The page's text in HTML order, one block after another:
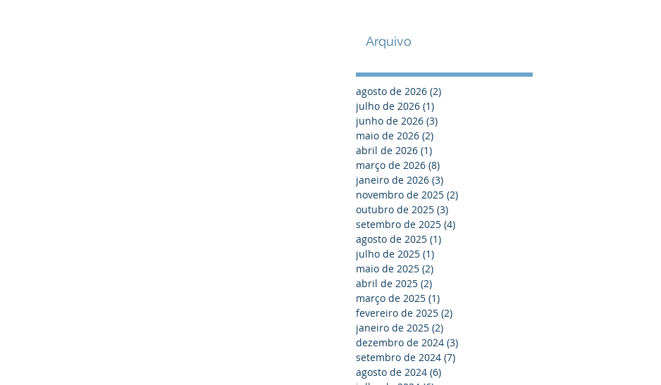
Arquivo
agosto de 2026 (2)
julho de 2026 (1)
junho de 2026 (3)
maio de 2026 (2)
abril de 2026 (1)
março de 2026 (8)
janeiro de 2026 (3)
novembro de 2025 (2)
outubro de 2025 (3)
setembro de 2025 (4)
agosto de 2025 (1)
julho de 2025 (1)
maio de 2025 (2)
abril de 2025 (2)
março de 2025 (1)
fevereiro de 2025 (2)
janeiro de 2025 (2)
dezembro de 2024 (3)
setembro de 2024 (7)
agosto de 2024 (6)